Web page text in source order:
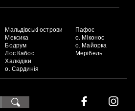
Мальдівські острови
Мексика
Бодрум
Лос Кабос
Халкідіки
о. Сардинія
Пафос
о. Міконос
о. Майорка
Мерібель